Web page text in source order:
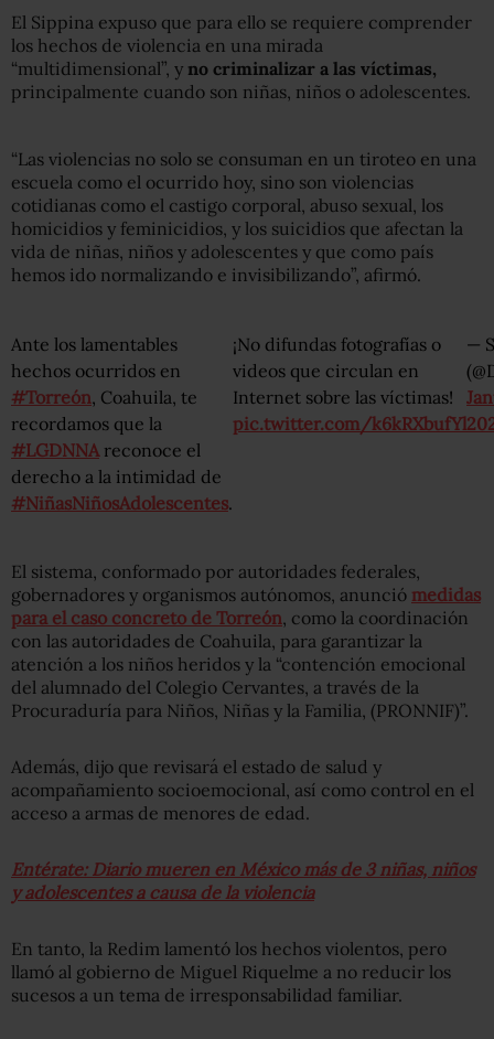
El Sippina expuso que para ello se requiere comprender
los hechos de violencia en una mirada
“multidimensional”, y no criminalizar a las víctimas,
principalmente cuando son niñas, niños o adolescentes.
“Las violencias no solo se consuman en un tiroteo en una
escuela como el ocurrido hoy, sino son violencias
cotidianas como el castigo corporal, abuso sexual, los
homicidios y feminicidios, y los suicidios que afectan la
vida de niñas, niños y adolescentes y que como país
hemos ido normalizando e invisibilizando”, afirmó.
Ante los lamentables
hechos ocurridos en
#Torreón, Coahuila, te
recordamos que la
#LGDNNAreconoce el
derecho a la intimidad de
#NiñasNiñosAdolescentes.
¡No difundas fotografías o
videos que circulan en
Internet sobre las víctimas!
pic.twitter.com/k6kRXbufYl
—
El sistema, conformado por autoridades federales,
gobernadores y organismos autónomos, anunció medidas
para el caso concreto de Torreón, como la coordinación
con las autoridades de Coahuila, para garantizar la
atención a los niños heridos y la “contención emocional
del alumnado del Colegio Cervantes, a través de la
Procuraduría para Niños, Niñas y la Familia, (PRONNIF)”.
Además, dijo que revisará el estado de salud y
acompañamiento socioemocional, así como control en el
acceso a armas de menores de edad.
Entérate: Diario mueren en México más de 3 niñas, niños
y adolescentes a causa de la violencia
En tanto, la Redim lamentó los hechos violentos, pero
llamó al gobierno de Miguel Riquelme a no reducir los
sucesos a un tema de irresponsabilidad familiar.